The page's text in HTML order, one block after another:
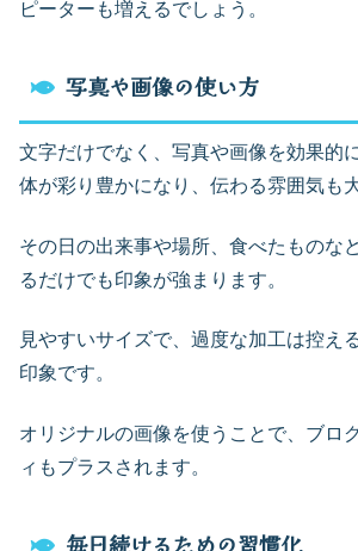
ピーターも増えるでしょう。
写真や画像の使い方
文字だけでなく、写真や画像を効果的
体が彩り豊かになり、伝わる雰囲気も
その日の出来事や場所、食べたものな
るだけでも印象が強まります。
見やすいサイズで、過度な加工は控え
印象です。
オリジナルの画像を使うことで、ブロ
ィもプラスされます。
毎日続けるための習慣化